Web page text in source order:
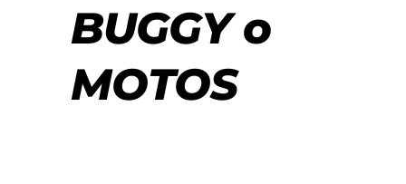
BUGGY o
MOTOS